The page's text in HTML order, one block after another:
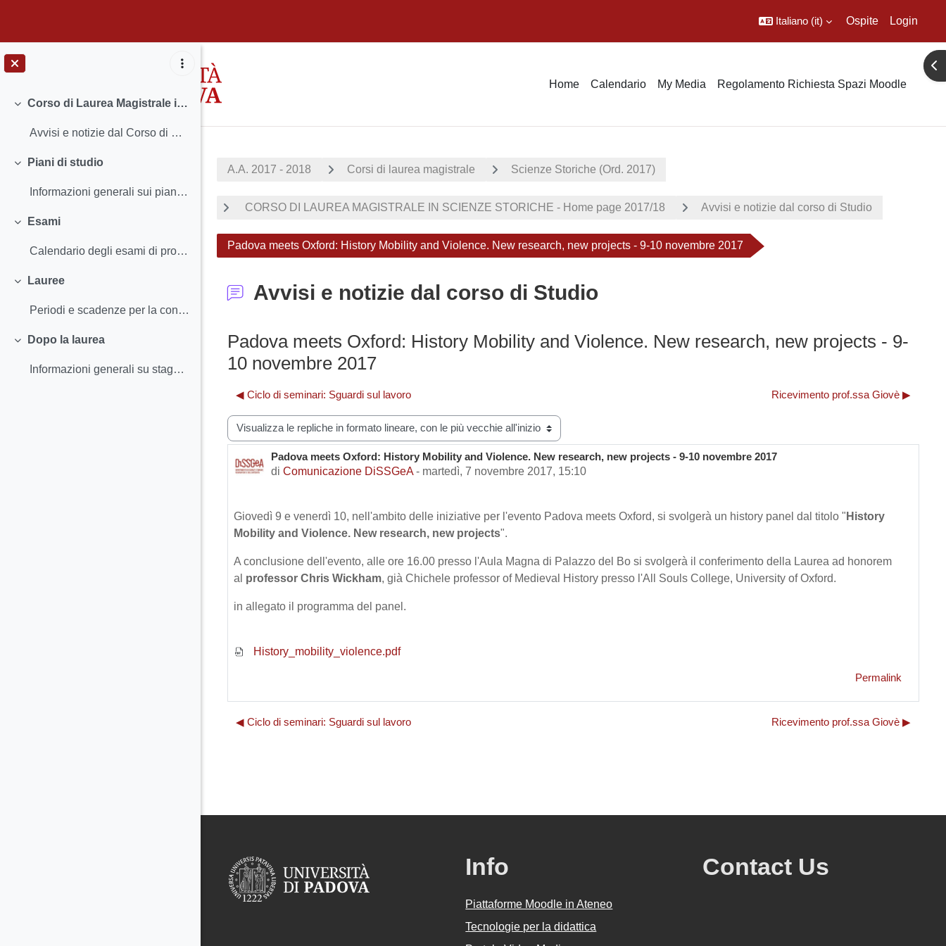
Italiano ‎(it)‎ Ospite Login
Home Calendario My Media Regolamento Richiesta Spazi Moodle
Minimizza
Corso di Laurea Magistrale in Scienze Storiche
Avvisi e notizie dal Corso di Studio Insegnamenti...
Minimizza
Piani di studio
Informazioni generali sui piani di studio Termini...
Minimizza
Esami
Calendario degli esami di profitto Iscriversi agl...
Minimizza
Lauree
Periodi e scadenze per la consegna dei docume...
Minimizza
Dopo la laurea
Informazioni generali su stage post lauream
A.A. 2017 - 2018 Corsi di laurea magistrale Scienze Storiche (Ord. 2017)
CORSO DI LAUREA MAGISTRALE IN SCIENZE STORICHE - Home page 2017/18 Avvisi e notizie dal corso di Studio
Padova meets Oxford: History Mobility and Violence. New research, new projects - 9-10 novembre 2017
Avvisi e notizie dal corso di Studio
Padova meets Oxford: History Mobility and Violence. New research, new projects - 9-
10 novembre 2017
◀︎ Ciclo di seminari: Sguardi sul lavoro Ricevimento prof.ssa Giovè ▶︎
Modalità visualizzazione
Padova meets Oxford: History Mobility and Violence. New research, new projects - 9-10 novembre 2017
di Comunicazione DiSSGeA - martedì, 7 novembre 2017, 15:10
Numero di risposte: 0
Giovedì 9 e venerdì 10, nell'ambito delle iniziative per l'evento Padova meets Oxford, si svolgerà un history panel dal titolo " History
Mobility and Violence. New research, new projects".
A conclusione dell'evento, alle ore 16.00 presso l'Aula Magna di Palazzo del Bo si svolgerà il conferimento della Laurea ad honorem
al professor Chris Wickham, già Chichele professor of Medieval History presso l'All Souls College, University of Oxford.
in allegato il programma del panel.
History_mobility_violence.pdf
Permalink
◀︎ Ciclo di seminari: Sguardi sul lavoro Ricevimento prof.ssa Giovè ▶︎
Info
Piattaforme Moodle in Ateneo
Tecnologie per la didattica
Contact Us